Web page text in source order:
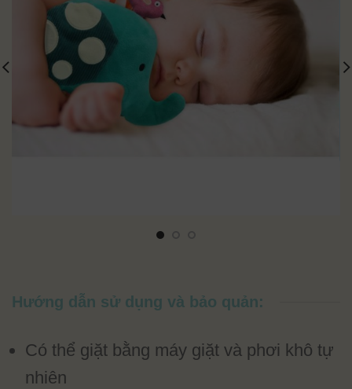
Hướng dẫn sử dụng và bảo quản:
Có thể giặt bằng máy giặt và phơi khô tự
nhiên